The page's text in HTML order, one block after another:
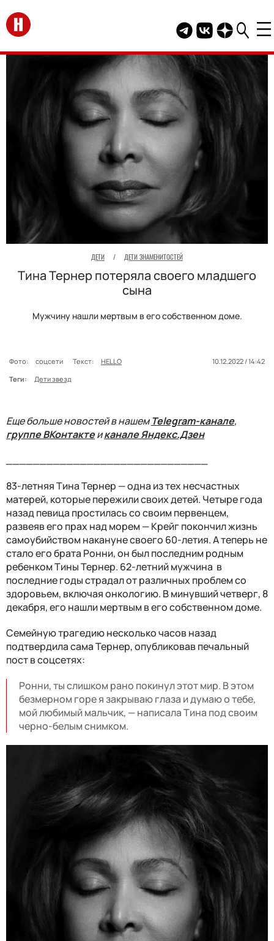
Перейти на главную
Telegram канал
Группа HELLO
Канал
ДЕТИ / ДЕТИ ЗНАМЕНИТОСТЕЙ
Тина Тернер потеряла своего младшего
сына
Мужчину нашли мертвым в его собственном доме.
Фото: соцсети Текст: HELLO
10.12.2022 / 14:42
Теги:
Дети звезд
Еще больше новостей в нашемTelegram-канале,
группе ВКонтактеиканале Яндекс.Дзен
83-летняя Тина Тернер — одна из тех несчастных
матерей, которые пережили своих детей. Четыре года
назад певица простилась со своим первенцем,
развеяв его прах над морем — Крейг покончил жизнь
самоубийством накануне своего 60-летия. А теперь не
стало его брата Ронни, он был последним родным
ребенком Тины Тернер. 62-летний мужчина в
последние годы страдал от различных проблем со
здоровьем, включая онкологию. В минувший четверг, 8
декабря, его нашли мертвым в его собственном доме.
Семейную трагедию несколько часов назад
подтвердила сама Тернер, опубликовав печальный
пост в соцсетях:
Ронни, ты слишком рано покинул этот мир. В этом
безмерном горе я закрываю глаза и думаю о тебе,
мой любимый мальчик, — написала Тина под своим
черно-белым снимком.